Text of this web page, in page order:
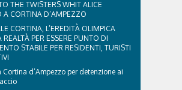
THE TWISTERS WHIT ALICE
A CORTINA D’AMPEZZO
CORTINA, L’EREDITÀ OLIMPICA
REALTÀ PER ESSERE PUNTO DI
STABILE PER RESIDENTI, TURISTI
Cortina d’Ampezzo per detenzione ai